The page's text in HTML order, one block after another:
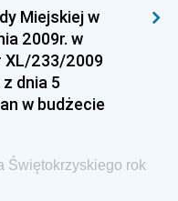
i Polityki
Państwowych
i Głównego
Miejskiej w
2009r. w
XL/233/2009
dnia 5
w budżecie
Świętokrzyskiego rok